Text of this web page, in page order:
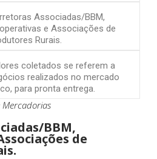
Associadas/BBM,
e Associações de
Rurais.
coletados se referem a
realizados no mercado
para pronta entrega.
Mercadorias
BBM,
de